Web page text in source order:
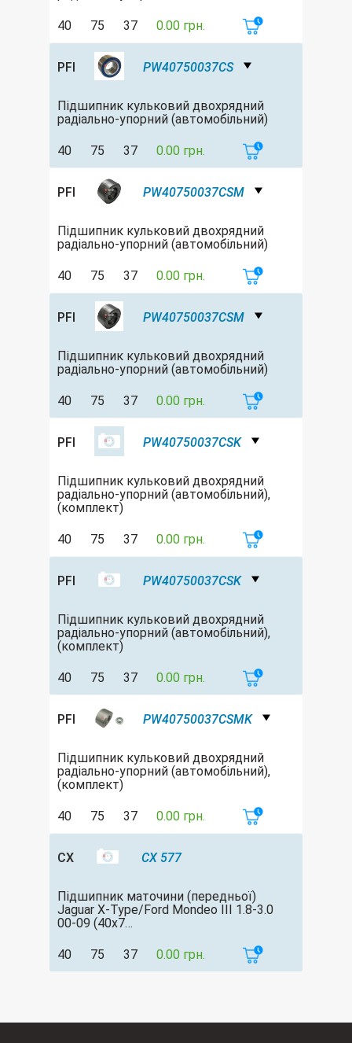
40 75 37 0.00 грн.
PFI PW40750037CS
Підшипник кульковий двохрядний
радіально-упорний (автомобільний)
40 75 37 0.00 грн.
PFI PW40750037CSM
Підшипник кульковий двохрядний
радіально-упорний (автомобільний)
40 75 37 0.00 грн.
PFI PW40750037CSM
Підшипник кульковий двохрядний
радіально-упорний (автомобільний)
40 75 37 0.00 грн.
PFI PW40750037CSK
Підшипник кульковий двохрядний
радіально-упорний (автомобільний),
(комплект)
40 75 37 0.00 грн.
PFI PW40750037CSK
Підшипник кульковий двохрядний
радіально-упорний (автомобільний),
(комплект)
40 75 37 0.00 грн.
PFI PW40750037CSMK
Підшипник кульковий двохрядний
радіально-упорний (автомобільний),
(комплект)
40 75 37 0.00 грн.
CX CX 577
Підшипник маточини (передньої)
Jaguar X-Type/Ford Mondeo III 1.8-3.0
00-09 (40х7…
40 75 37 0.00 грн.